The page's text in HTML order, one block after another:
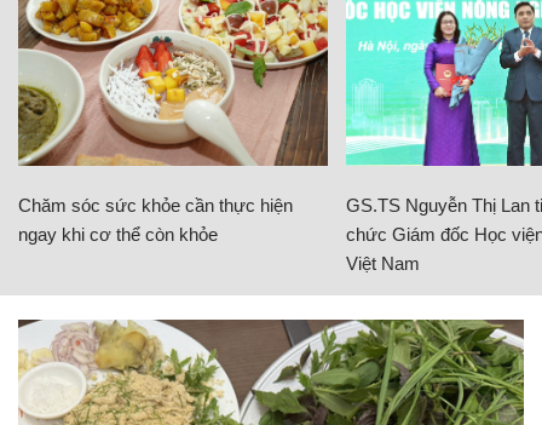
Chăm sóc sức khỏe cần thực hiện
ngay khi cơ thể còn khỏe
GS.TS Nguyễn Thị Lan
chức Giám đốc Học
Việt Nam